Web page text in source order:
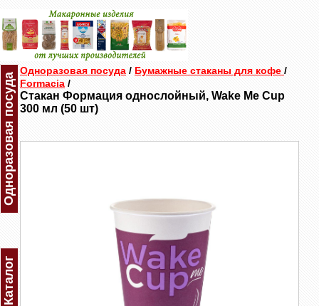
Одноразовая посуда
Каталог
Одноразовая посуда / Бумажные стаканы для кофе /
Formacia /
Стакан Формация однослойный, Wake Me Cup
300 мл (50 шт)